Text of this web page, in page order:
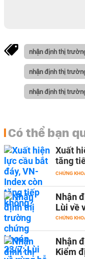
nhận định thị
nhận định thị
nhận định thị
Có thể bạn
Xuất
tăng
CHỨNG
Nhận
Lùi về
CHỨNG
Nhận
Kiểm